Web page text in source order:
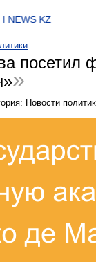
KZ
Новости